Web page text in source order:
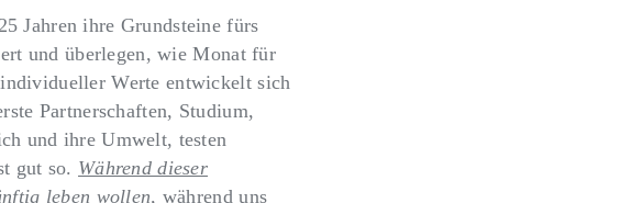
Jahren ihre Grundsteine fürs
und überlegen, wie Monat für
Werte entwickelt sich
Partnerschaften, Studium,
und ihre Umwelt, testen
gut so. Während dieser
leben wollen, während uns